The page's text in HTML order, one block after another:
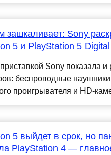
зашкаливает: Sony
5 и PlayStation 5
Sony показала и
беспроводные
проигрывателя и HD-
5 выйдет в срок, но
PlayStation 4 —